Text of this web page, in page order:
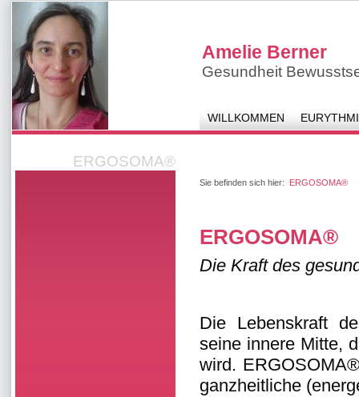
Amelie Berner
Gesundheit
WILLKOMMEN
ERGOSOMA®
Sie befinden sich hier: ERGOSOMA®
ERGOSOMA®
Die Kraft des
Die Lebenskraft
seine innere Mitte,
wird.
ganzheitliche